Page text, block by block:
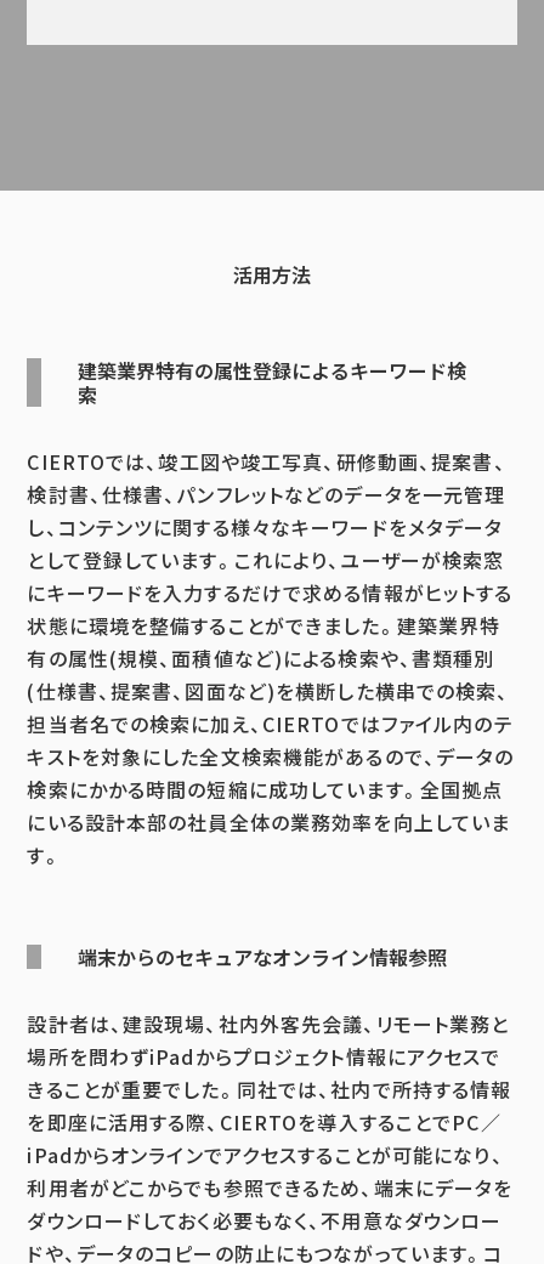
活用方法
建築業界特有の属性登録によるキーワード検
索
CIERTOでは、竣工図や竣工写真、研修動画、提案書、
検討書、仕様書、パンフレットなどのデータを一元管理
し、コンテンツに関する様々なキーワードをメタデータ
として登録しています。これにより、ユーザーが検索窓
にキーワードを入力するだけで求める情報がヒットする
状態に環境を整備することができました。建築業界特
有の属性(規模、面積値など)による検索や、書類種別
(仕様書、提案書、図面など)を横断した横串での検索、
担当者名での検索に加え、CIERTOではファイル内のテ
キストを対象にした全文検索機能があるので、データの
検索にかかる時間の短縮に成功しています。全国拠点
にいる設計本部の社員全体の業務効率を向上していま
す。
端末からのセキュアなオンライン情報参照
設計者は、建設現場、社内外客先会議、リモート業務と
場所を問わずiPadからプロジェクト情報にアクセスで
きることが重要でした。同社では、社内で所持する情報
を即座に活用する際、CIERTOを導入することでPC／
iPadからオンラインでアクセスすることが可能になり、
利用者がどこからでも参照できるため、端末にデータを
ダウンロードしておく必要もなく、不用意なダウンロー
ドや、データのコピーの防止にもつながっています。コ